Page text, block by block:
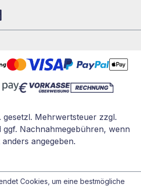
LinkedIn
gesetzl. Mehrwertsteuer zzgl.
ggf. Nachnahmegebühren, wenn
anders angegeben.
Cookies, um eine bestmögliche